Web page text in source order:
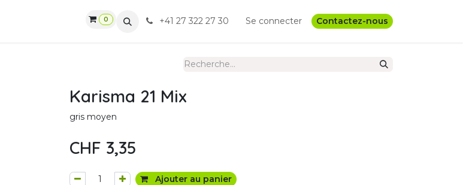
CGV 0 +41 27 322 27 30 Se connecter Contactez-nous
Karisma 21 Mix
gris moyen
CHF 3,35
Ajouter au panier